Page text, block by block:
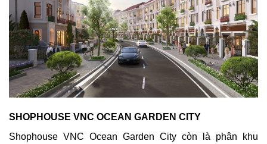
SHOPHOUSE VNC OCEAN GARDEN CITY
Shophouse VNC Ocean Garden City còn là phân khu